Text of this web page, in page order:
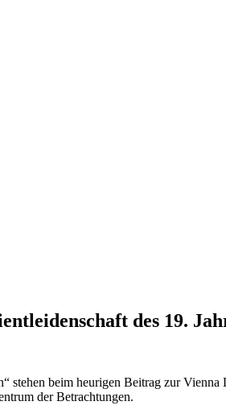
des 19.
beim heurigen Beitrag zur
der Betrachtungen.